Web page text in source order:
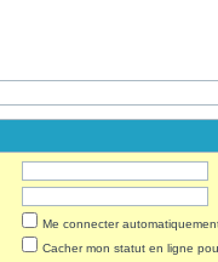
Me connecter
Cacher mon statut en ligne